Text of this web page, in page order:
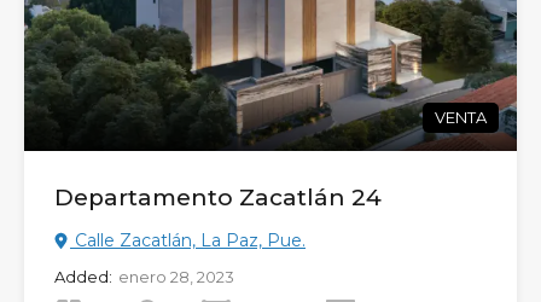
VENTA
Departamento Zacatlán 24
Calle Zacatlán, La Paz, Pue.
Added: enero 28, 2023